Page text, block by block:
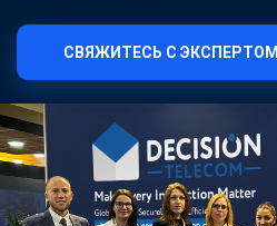
СВЯЖИТЕСЬ С ЭКСПЕРТОМ